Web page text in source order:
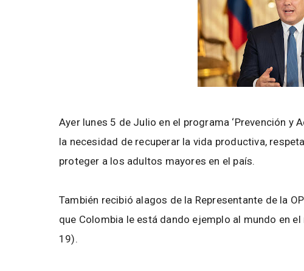
Ayer lunes 5 de Julio en el programa ‘Prevención y
la necesidad de recuperar la vida productiva,
proteger a los adultos mayores en el país.
También recibió alagos de la Representante de la
que Colombia le está dando ejemplo al mundo en
19).